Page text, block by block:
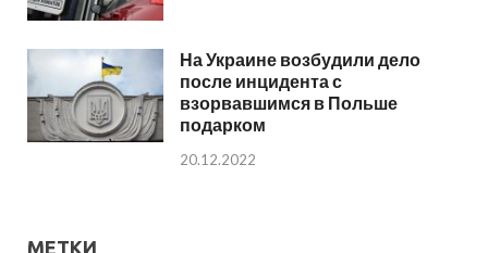
На Украине возбудили дело
после инцидента с
взорвавшимся в Польше
подарком
20.12.2022
МЕТКИ